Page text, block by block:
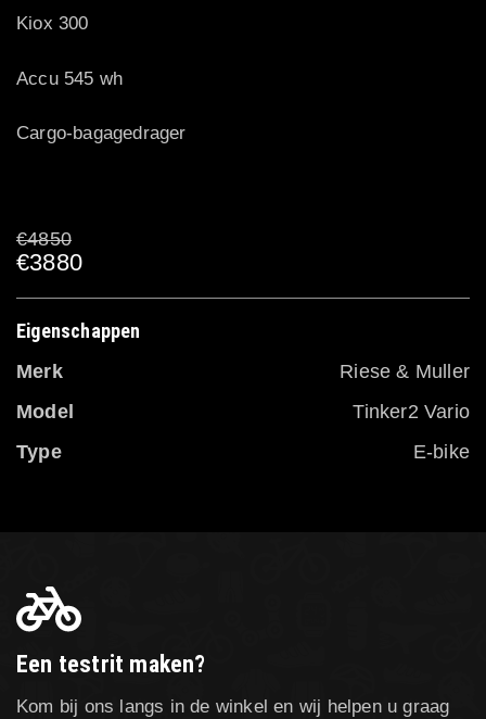
Kiox 300
Accu 545 wh
Cargo-bagagedrager
€4850
€3880
Eigenschappen
Merk
Riese & Muller
Model
Tinker2 Vario
Type
E-bike
Een testrit maken?
Kom bij ons langs in de winkel en wij helpen u graag